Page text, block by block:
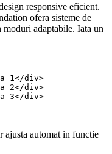
responsive eficient.
ofera sisteme de
adaptabile. Iata un
1</div>
2</div>
3</div>
ajusta automat in functie